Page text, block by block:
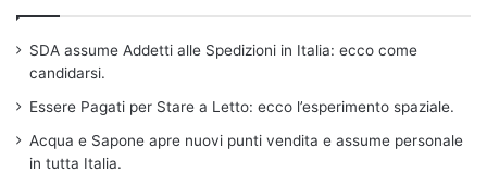
SDA assume Addetti alle Spedizioni in Italia: ecco come
candidarsi.
Essere Pagati per Stare a Letto: ecco l’esperimento spaziale.
Acqua e Sapone apre nuovi punti vendita e assume personale
in tutta Italia.